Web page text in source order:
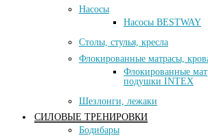
Насосы
Насосы BESTWAY
Столы, стулья, кресла
Флокированные матрасы,
Флокированные
подушки INTEX
Шезлонги, лежаки
СИЛОВЫЕ ТРЕНИРОВКИ
Бодибары